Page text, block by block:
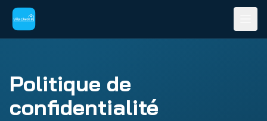
Politique de
confidentialité